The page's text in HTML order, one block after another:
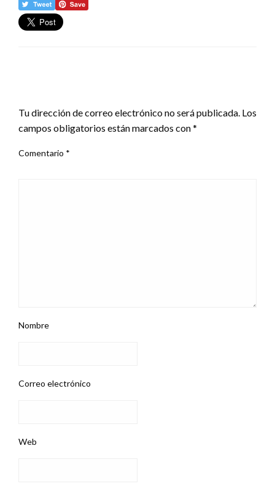
Tu dirección de correo electrónico no será publicada. Los
campos obligatorios están marcados con*
Comentario *
Nombre
Correo electrónico
Web